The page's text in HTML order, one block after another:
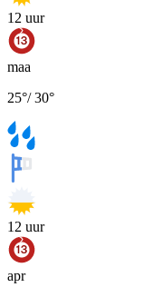
12 uur
maa
25°/30°
12 uur
apr